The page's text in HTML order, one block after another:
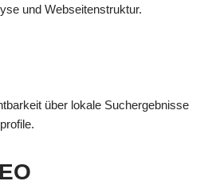
und Webseitenstruktur.
über lokale Suchergebnisse